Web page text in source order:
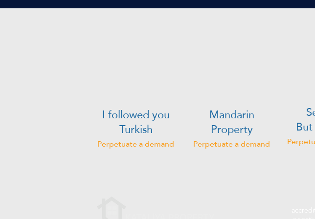
I followed you
Turkish
Perpetuate a demand
Mandarin
Property
Perpetuate a demand